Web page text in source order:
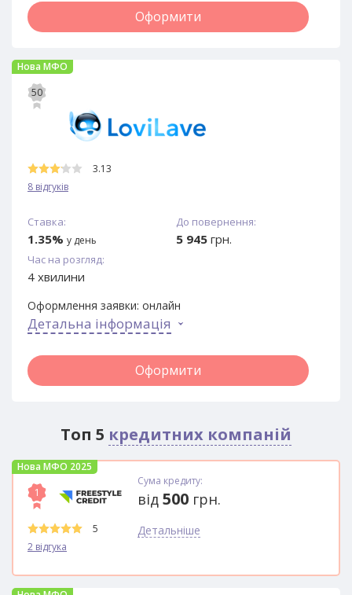
Оформити
Нова МФО
50
3.13
8 відгуків
Ставка:
1.35% у день
До повернення:
5 945 грн.
Час на розгляд:
4 хвилини
Оформлення заявки: онлайн
Детальна інформація
Оформити
Топ 5 кредитних компаній
Нова МФО 2025
1
5
2 відгука
Сума кредиту:
від 500 грн.
Детальніше